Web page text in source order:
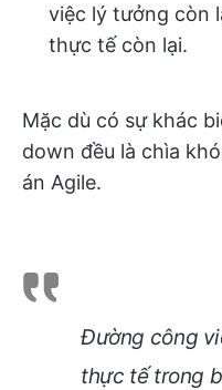
việc lý tưởng còn
thực tế còn lại.
Mặc dù có sự khác
down đều là chìa
án Agile.
Đường công
thực tế trong